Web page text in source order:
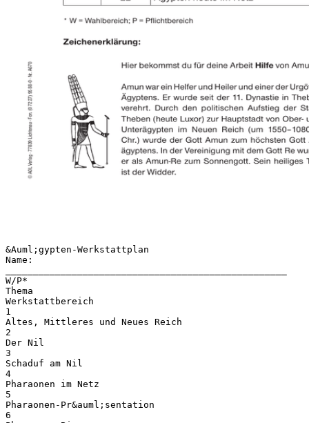
&Auml;gypten-Werkstattplan
Name:
W/P*
Thema
Werkstattbereich
1
Altes, Mittleres und Neues Reich
2
Der Nil
3
Schaduf am Nil
4
Pharaonen im Netz
5
Pharaonen-Pr&auml;sentation
6